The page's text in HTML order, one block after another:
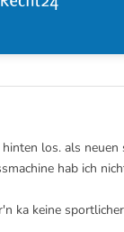
los. als
hab ich
ka keine